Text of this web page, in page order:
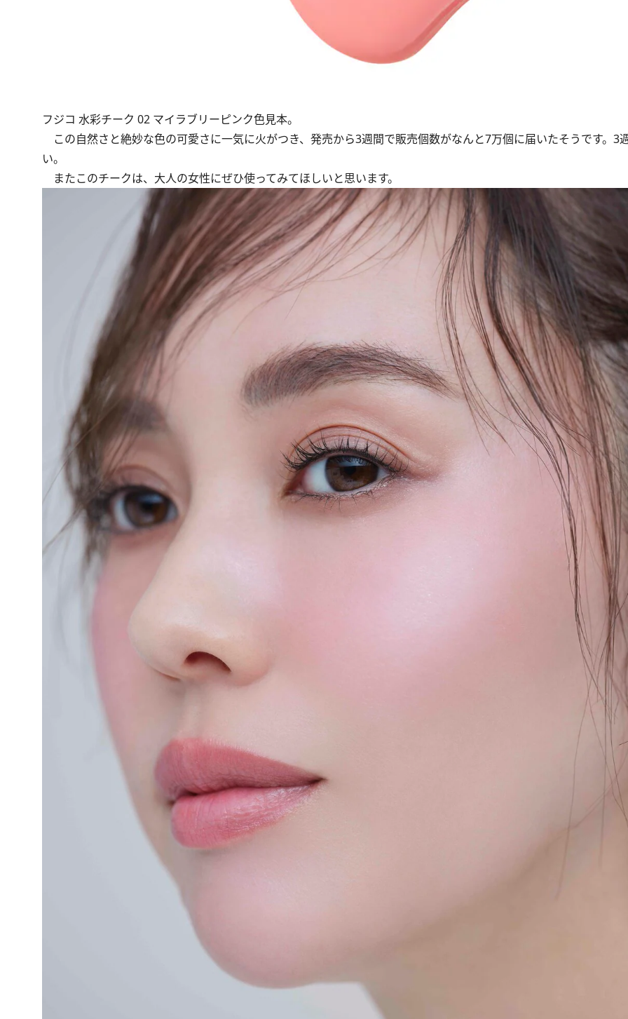
フジコ 水彩チーク 02 マイラブリーピンク色見本。
この自然さと絶妙な色の可愛さに一気に火がつき、発売から3週間で販売個数がなんと7万個に届いたそうです。3
い。
またこのチークは、大人の女性にぜひ使ってみてほしいと思います。